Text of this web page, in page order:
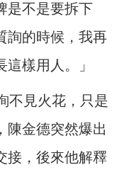
是不是要拆下
詢的時候，我再
樣用人。」
不見火花，只是
陳金德突然爆出
接，後來他解釋